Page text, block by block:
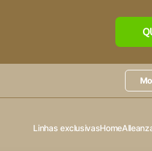
Linhas exclusivasHome